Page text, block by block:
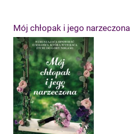
Mój chłopak i jego narzeczona